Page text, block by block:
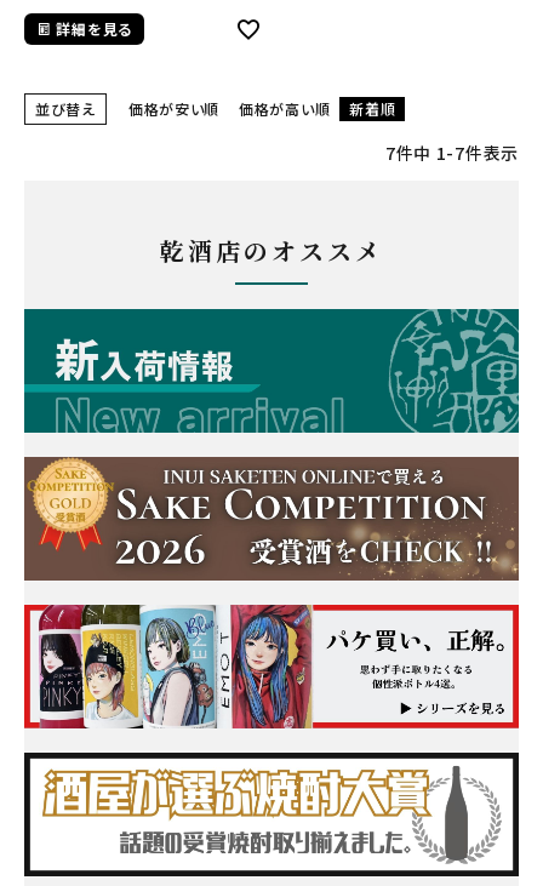
詳細を見る
並び替え 価格が安い順 価格が高い順 新着順
7件中 1-7件表示
乾酒店のオススメ